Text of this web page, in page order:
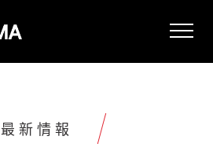
最新情報